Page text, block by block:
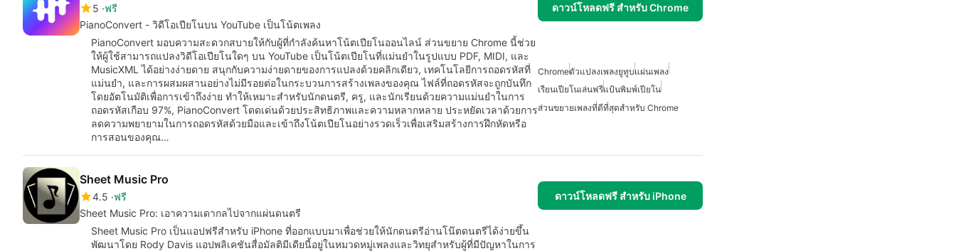
5 ฟรี
PianoConvert - วิดีโอเปียโนบน YouTube เป็นโน้ตเพลง
ดาวน์โหลดฟรี สำหรับ Chrome
PianoConvert มอบความสะดวกสบายให้กับผู้ที่กำลังค้นหาโน้ตเปียโนออนไลน์ ส่วนขยาย Chrome นี้ช่วย
ให้ผู้ใช้สามารถแปลงวิดีโอเปียโนใดๆ บน YouTube เป็นโน้ตเปียโนที่แม่นยำในรูปแบบ PDF, MIDI, และ
MusicXML ได้อย่างง่ายดาย สนุกกับความง่ายดายของการแปลงด้วยคลิกเดียว, เทคโนโลยีการถอดรหัสที่
แม่นยำ, และการผสมผสานอย่างไม่มีรอยต่อในกระบวนการสร้างเพลงของคุณ ไฟล์ที่ถอดรหัสจะถูกบันทึก
โดยอัตโนมัติเพื่อการเข้าถึงง่าย ทำให้เหมาะสำหรับนักดนตรี, ครู, และนักเรียนด้วยความแม่นยำในการ
ถอดรหัสเกือบ 97%, PianoConvert โดดเด่นด้วยประสิทธิภาพและความหลากหลาย ประหยัดเวลาด้วยการ
ลดความพยายามในการถอดรหัสด้วยมือและเข้าถึงโน้ตเปียโนอย่างรวดเร็วเพื่อเสริมสร้างการฝึกหัดหรือ
การสอนของคุณ…
Chromeตัวแปลงเพลงยูทูบแผ่นเพลง
เรียนเปียโนเล่นฟรีแป้นพิมพ์เปียโน
ส่วนขยายเพลงที่ดีที่สุดสำหรับ Chrome
Sheet Music Pro
4.5 ฟรี
Sheet Music Pro: เอาความเดากลไปจากแผ่นดนตรี
ดาวน์โหลดฟรี สำหรับ iPhone
Sheet Music Pro เป็นแอปฟรีสำหรับ iPhone ที่ออกแบบมาเพื่อช่วยให้นักดนตรีอ่านโน๊ตดนตรีได้ง่ายขึ้น
พัฒนาโดย Rody Davis แอปพลิเคชันสื่อมัลติมีเดียนี้อยู่ในหมวดหมู่เพลงและวิทยุสำหรับผู้ที่มีปัญหาในการ